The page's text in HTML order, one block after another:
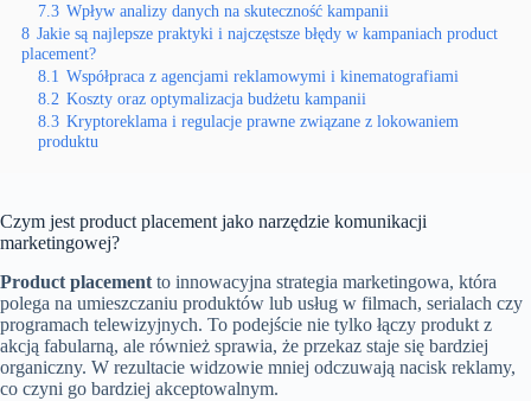
7.3 Wpływ analizy danych na skuteczność kampanii
8 Jakie są najlepsze praktyki i najczęstsze błędy w kampaniach product
placement?
8.1 Współpraca z agencjami reklamowymi i kinematografiami
8.2 Koszty oraz optymalizacja budżetu kampanii
8.3 Kryptoreklama i regulacje prawne związane z lokowaniem
produktu
Czym jest product placement jako narzędzie komunikacji
marketingowej?
Product placement to innowacyjna strategia marketingowa, która
polega na umieszczaniu produktów lub usług w filmach, serialach czy
programach telewizyjnych. To podejście nie tylko łączy produkt z
akcją fabularną, ale również sprawia, że przekaz staje się bardziej
organiczny. W rezultacie widzowie mniej odczuwają nacisk reklamy,
co czyni go bardziej akceptowalnym.